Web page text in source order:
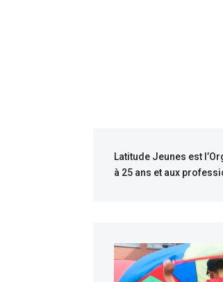
Latitude Jeunes est
à 25 ans et aux